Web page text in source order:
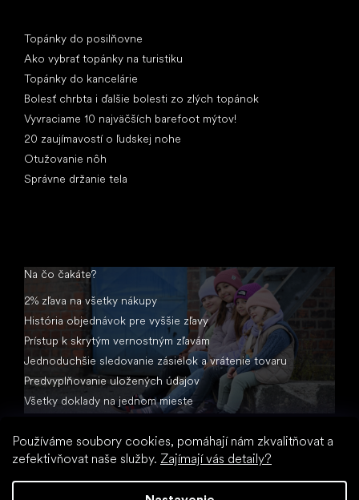
Používáme soubory cookies, pomáhají nám zkvalitňovat a
zefektivňovat naše služby. Zajímají vás detaily?
Topánky do posilňovne
Ako vybrať topánky na turistiku
Topánky do kancelárie
Bolesť chrbta i ďalšie bolesti zo zlých topánok
Vyvraciame 10 najväčších barefoot mýtov!
20 zaujímavostí o ľudskej nohe
Otužovanie nôh
Správne držanie tela
Na čo čakáte?
2% zľava na všetky nákupy
História objednávok pre vyššie zľavy
Prístup k skrytým vernostným zľavám
Jednoduchšie sledovanie zásielok a vrátenie tovaru
Predvyplňovanie uložených údajov
Všetky doklady na jednom mieste